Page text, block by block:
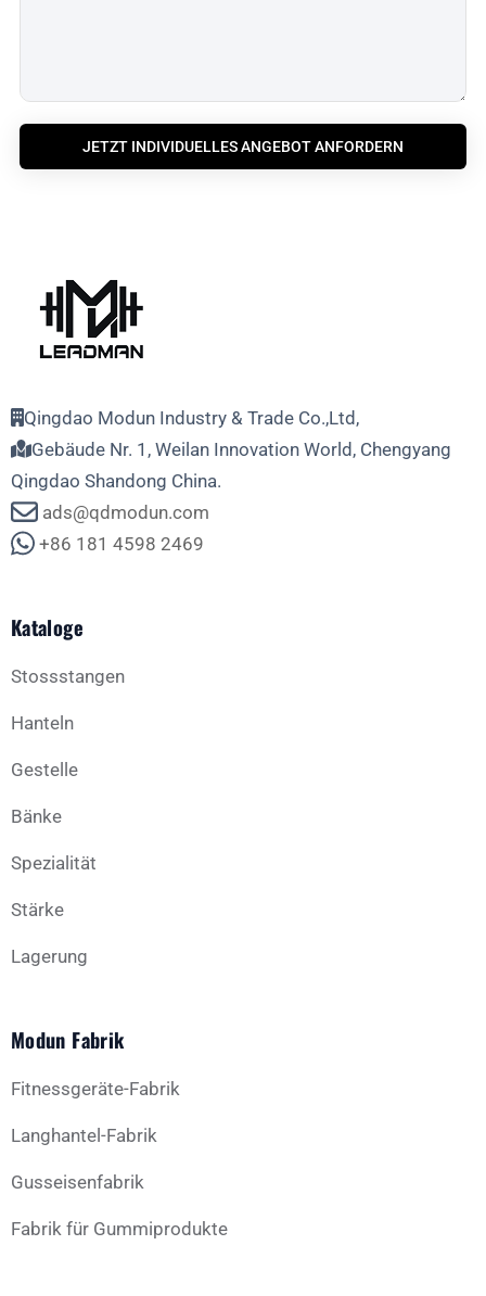
JETZT INDIVIDUELLES ANGEBOT ANFORDERN
Qingdao Modun Industry & Trade Co.,Ltd,
Gebäude Nr. 1, Weilan Innovation World, Chengyang
Qingdao Shandong China.
ads@qdmodun.com
+86 181 4598 2469
Kataloge
Stossstangen
Hanteln
Gestelle
Bänke
Spezialität
Stärke
Lagerung
Modun Fabrik
Fitnessgeräte-Fabrik
Langhantel-Fabrik
Gusseisenfabrik
Fabrik für Gummiprodukte